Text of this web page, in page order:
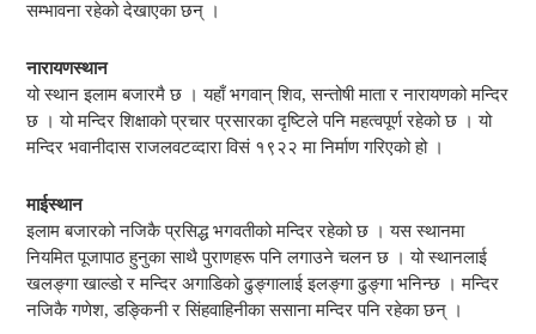
सम्भावना रहेको देखाएका छन् ।
नारायणस्थान
यो स्थान इलाम बजारमै छ । यहाँ भगवान् शिव, सन्तोषी माता र नारायणको मन्दिर
छ । यो मन्दिर शिक्षाको प्रचार प्रसारका दृष्टिले पनि महत्वपूर्ण रहेको छ । यो
मन्दिर भवानीदास राजलवटव्दारा विसं १९२२ मा निर्माण गरिएको हो ।
माईस्थान
इलाम बजारको नजिकै प्रसिद्ध भगवतीको मन्दिर रहेको छ । यस स्थानमा
नियमित पूजापाठ हुनुका साथै पुराणहरू पनि लगाउने चलन छ । यो स्थानलाई
खलङ्गा खाल्डो र मन्दिर अगाडिको ढुङ्गालाई इलङ्गा ढुङ्गा भनिन्छ । मन्दिर
नजिकै गणेश, डङ्किनी र सिंहवाहिनीका ससाना मन्दिर पनि रहेका छन् ।